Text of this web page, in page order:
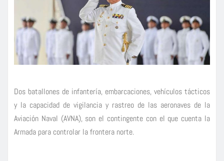
Dos batallones de infantería, embarcaciones, vehículos tácticos
y la capacidad de vigilancia y rastreo de las aeronaves de la
Aviación Naval (AVNA), son el contingente con el que cuenta la
Armada para controlar la frontera norte.